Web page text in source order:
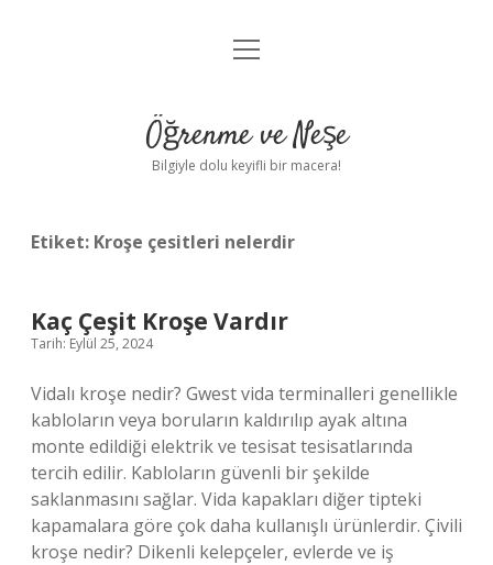
Anasayfa
Yasal Uyarı
menüyü
Öğrenme ve Neşe
Bilgiyle dolu keyifli bir macera!
Etiket: Kroşe çesitleri nelerdir
Kaç Çeşit Kroşe Vardır
Tarih: Eylül 25, 2024
Vidalı kroşe nedir? Gwest vida terminalleri genellikle
kabloların veya boruların kaldırılıp ayak altına
monte edildiği elektrik ve tesisat tesisatlarında
tercih edilir. Kabloların güvenli bir şekilde
saklanmasını sağlar. Vida kapakları diğer tipteki
kapamalara göre çok daha kullanışlı ürünlerdir. Çivili
kroşe nedir? Dikenli kelepçeler, evlerde ve iş